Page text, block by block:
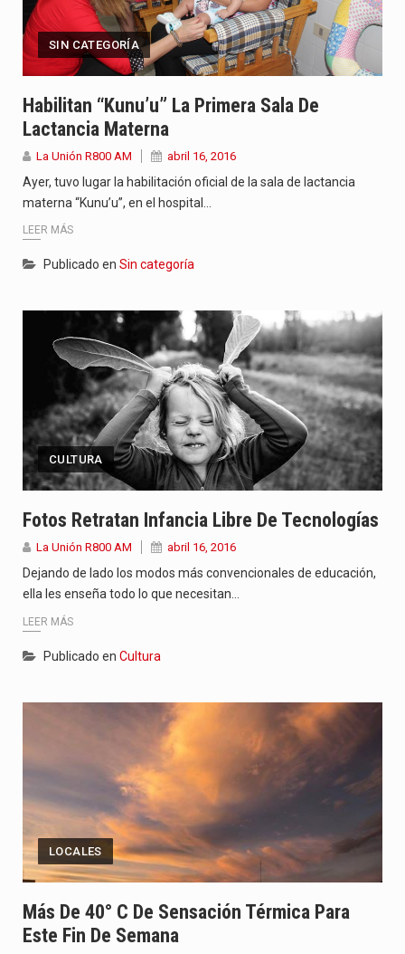
SIN CATEGORÍA
Habilitan “Kunu’u” La Primera Sala De
Lactancia Materna
La Unión R800 AM abril 16, 2016
Ayer, tuvo lugar la habilitación oficial de la sala de lactancia
materna “Kunu’u”, en el hospital…
LEER MÁS
Publicado en Sin categoría
CULTURA
Fotos Retratan Infancia Libre De Tecnologías
La Unión R800 AM abril 16, 2016
Dejando de lado los modos más convencionales de educación,
ella les enseña todo lo que necesitan…
LEER MÁS
Publicado en Cultura
LOCALES
Más De 40° C De Sensación Térmica Para
Este Fin De Semana